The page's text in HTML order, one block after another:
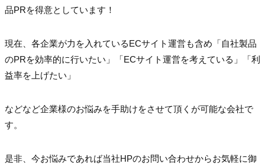
品PRを得意としています！
現在、各企業が力を入れているECサイト運営も含め「自社製品
のPRを効率的に行いたい」「ECサイト運営を考えている」「利
益率を上げたい」
などなど企業様のお悩みを手助けをさせて頂くが可能な会社で
す。
是非、今お悩みであれば当社HPのお問い合わせからお気軽に御